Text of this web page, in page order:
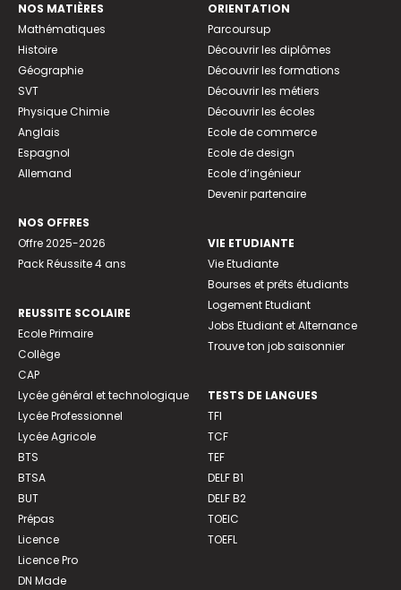
NOS MATIÈRES
Mathématiques
Histoire
Géographie
SVT
Physique Chimie
Anglais
Espagnol
Allemand
NOS OFFRES
Offre 2025-2026
Pack Réussite 4 ans
REUSSITE SCOLAIRE
Ecole Primaire
Collège
CAP
Lycée général et technologique
Lycée Professionnel
Lycée Agricole
BTS
BTSA
BUT
Prépas
Licence
Licence Pro
DN Made
ORIENTATION
Parcoursup
Découvrir les diplômes
Découvrir les formations
Découvrir les métiers
Découvrir les écoles
Ecole de commerce
Ecole de design
Ecole d’ingénieur
Devenir partenaire
VIE ETUDIANTE
Vie Etudiante
Bourses et prêts étudiants
Logement Etudiant
Jobs Etudiant et Alternance
Trouve ton job saisonnier
TESTS DE LANGUES
TFI
TCF
TEF
DELF B1
DELF B2
TOEIC
TOEFL